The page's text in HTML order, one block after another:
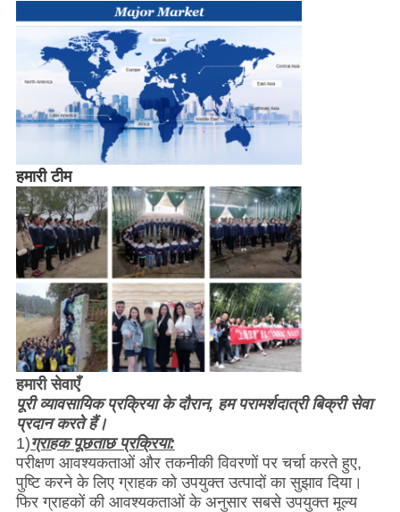
हमारी टीम
हमारी सेवाएँ
पूरी व्यावसायिक प्रक्रिया के दौरान, हम परामर्शदात्री बिक्री सेवा
प्रदान करते हैं।
1)ग्राहक पूछताछ प्रक्रिया:
परीक्षण आवश्यकताओं और तकनीकी विवरणों पर चर्चा करते हुए,
पुष्टि करने के लिए ग्राहक को उपयुक्त उत्पादों का सुझाव दिया।
फिर ग्राहकों की आवश्यकताओं के अनुसार सबसे उपयुक्त मूल्य